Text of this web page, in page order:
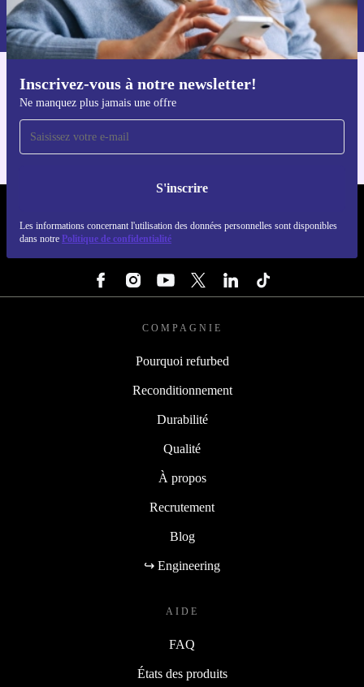
Inscrivez-vous à notre newsletter!
Ne manquez plus jamais une offre
S'inscrire
Les informations concernant l'utilisation des données personnelles sont disponibles
dans notre Politique de confidentialité
Retrouvez les informations sur l'utilisation des données personnelles
dans notre
politique de confidentialité.
Téléchargez l'application refurbed
Pour iOS et Android
COMPAGNIE
Pourquoi refurbed
Reconditionnement
Durabilité
Qualité
À propos
Recrutement
Blog
↪ Engineering
AIDE
FAQ
États des produits